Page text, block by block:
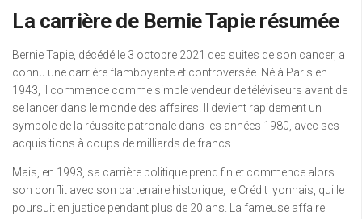
La carrière de Bernie Tapie résumée
Bernie Tapie, décédé le 3 octobre 2021 des suites de son cancer, a
connu une carrière flamboyante et controversée. Né à Paris en
1943, il commence comme simple vendeur de téléviseurs avant de
se lancer dans le monde des affaires. Il devient rapidement un
symbole de la réussite patronale dans les années 1980, avec ses
acquisitions à coups de milliards de francs.
Mais, en 1993, sa carrière politique prend fin et commence alors
son conflit avec son partenaire historique, le Crédit lyonnais, qui le
poursuit en justice pendant plus de 20 ans. La fameuse affaire